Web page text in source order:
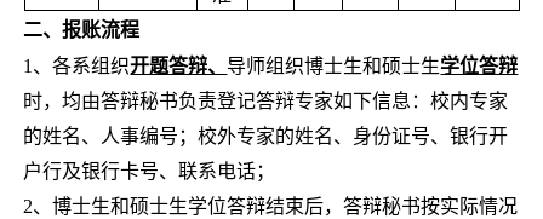
二、报账流程
1、各系组织开题答辩、 导师组织博士生和硕士生学位答辩
时，均由答辩秘书负责登记答辩专家如下信息：校内专家
的姓名、人事编号；校外专家的姓名、身份证号、银行开
户行及银行卡号、联系电话；
2、博士生和硕士生学位答辩结束后，答辩秘书按实际情况